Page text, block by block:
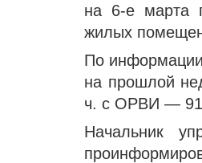
на 6-е марта
жилых
По
на прошлой
ч. с ОРВИ — 91
Начальник